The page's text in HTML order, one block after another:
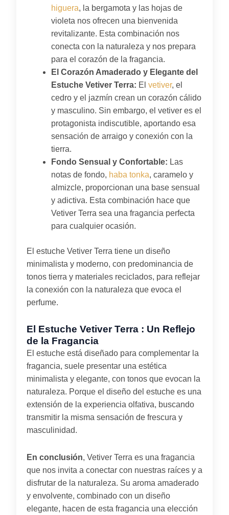
higuera, la bergamota y las hojas de
violeta nos ofrecen una bienvenida
revitalizante. Esta combinación nos
conecta con la naturaleza y nos prepara
para el corazón de la fragancia.
El Corazón Amaderado y Elegante del
Estuche Vetiver Terra: El vetiver, el
cedro y el jazmín crean un corazón cálido
y masculino. Sin embargo, el vetiver es el
protagonista indiscutible, aportando esa
sensación de arraigo y conexión con la
tierra.
Fondo Sensual y Confortable: Las
notas de fondo, haba tonka, caramelo y
almizcle, proporcionan una base sensual
y adictiva. Esta combinación hace que
Vetiver Terra sea una fragancia perfecta
para cualquier ocasión.
El estuche Vetiver Terra tiene un diseño
minimalista y moderno, con predominancia de
tonos tierra y materiales reciclados, para reflejar
la conexión con la naturaleza que evoca el
perfume.
El Estuche Vetiver Terra : Un Reflejo
de la Fragancia
El estuche está diseñado para complementar la
fragancia, suele presentar una estética
minimalista y elegante, con tonos que evocan la
naturaleza. Porque el diseño del estuche es una
extensión de la experiencia olfativa, buscando
transmitir la misma sensación de frescura y
masculinidad.
En conclusión, Vetiver Terra es una fragancia
que nos invita a conectar con nuestras raíces y a
disfrutar de la naturaleza. Su aroma amaderado
y envolvente, combinado con un diseño
elegante, hacen de esta fragancia una elección